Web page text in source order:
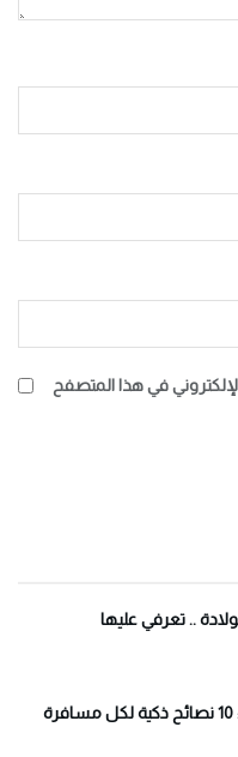
في هذا المتصفح
تجنب الوحدة أثناء السفر: 10 نصائح ذكية لكل مسافرة